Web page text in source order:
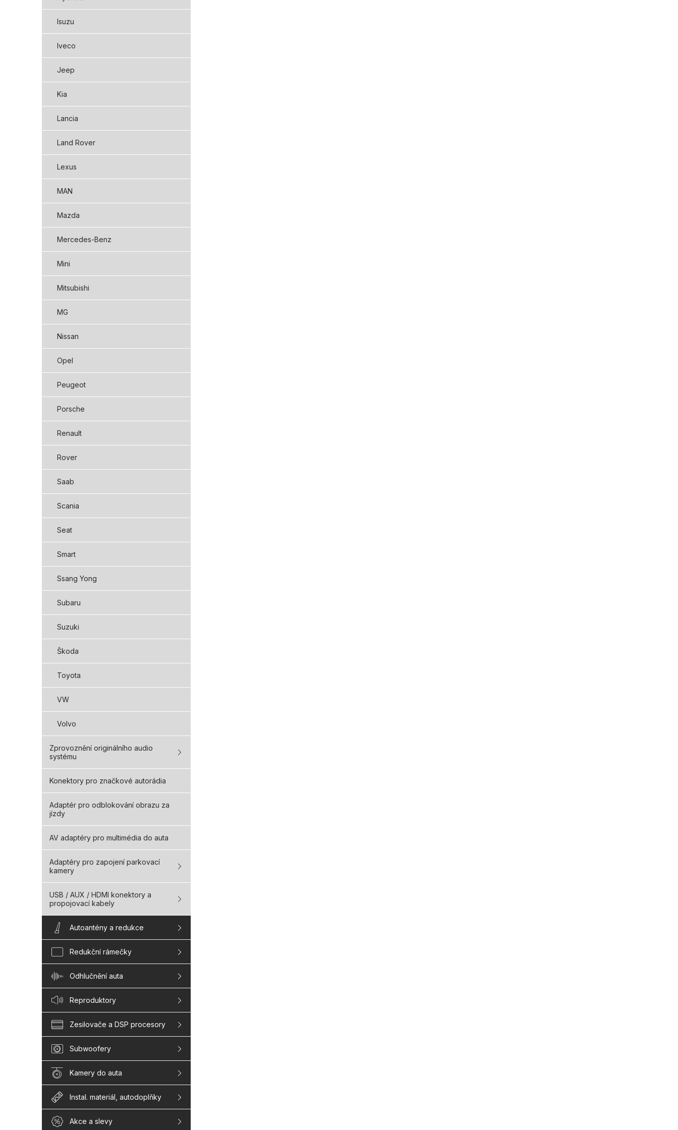
Isuzu
Iveco
Jeep
Kia
Lancia
Land Rover
Lexus
MAN
Mazda
Mercedes-Benz
Mini
Mitsubishi
MG
Nissan
Opel
Peugeot
Porsche
Renault
Rover
Saab
Scania
Seat
Smart
Ssang Yong
Subaru
Suzuki
Škoda
Toyota
VW
Volvo
Zprovoznění originálního audio
systému
Konektory pro značkové autorádia
Adaptér pro odblokování obrazu za
jízdy
AV adaptéry pro multimédia do auta
Adaptéry pro zapojení parkovací
kamery
USB / AUX / HDMI konektory a
propojovací kabely
Autoantény a redukce
Redukční rámečky
Odhlučnění auta
Reproduktory
Zesilovače a DSP procesory
Subwoofery
Kamery do auta
Instal. materiál, autodoplňky
Akce a slevy